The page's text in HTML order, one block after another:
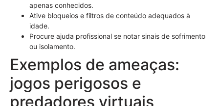
apenas conhecidos.
Ative bloqueios e filtros de conteúdo adequados à
idade.
Procure ajuda profissional se notar sinais de sofrimento
ou isolamento.
Exemplos de ameaças:
jogos perigosos e
predadores virtuais